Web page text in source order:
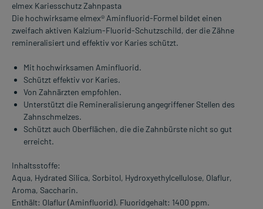
elmex Kariesschutz Zahnpasta
Die hochwirksame elmex® Aminfluorid-Formel bildet einen
zweifach aktiven Kalzium-Fluorid-Schutzschild, der die Zähne
remineralisiert und effektiv vor Karies schützt.
Mit hochwirksamen Aminfluorid.
Schützt effektiv vor Karies.
Von Zahnärzten empfohlen.
Unterstützt die Remineralisierung angegriffener Stellen des
Zahnschmelzes.
Schützt auch Oberflächen, die die Zahnbürste nicht so gut
erreicht.
Inhaltsstoffe:
Aqua, Hydrated Silica, Sorbitol, Hydroxyethylcellulose, Olaflur,
Aroma, Saccharin.
Enthält: Olaflur (Aminfluorid). Fluoridgehalt: 1400 ppm.